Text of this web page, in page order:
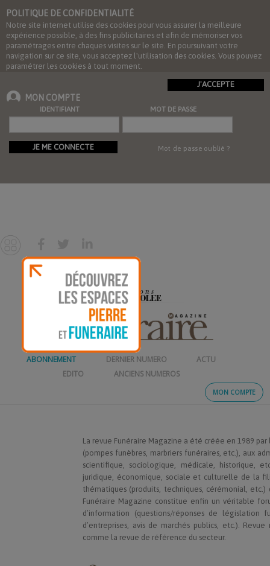
POLITIQUE DE CONFIDENTIALITÉ
Notre site internet utilise des cookies pour vous assurer la meilleure
expérience possible, à des fins publicitaires et afin de mémoriser vos
paramétrages entre chaques visites sur le site. En poursuivant votre
navigation sur ce site, vous acceptez l'utilisation des cookies. Vous pouvez
paramétrer les cookies à tout moment.
J'ACCEPTE
MON COMPTE
IDENTIFIANT MOT DE PASSE
JE ME CONNECTE Mot de passe oublié ?
MON COMPTE
ABONNEMENT DERNIER NUMERO
ACTU
EDITO
ANCIENS NUMEROS
La revue Funéraire Magazine a été créée en 1989
(pompes funèbres, marbriers funéraires, etc.), aux
scientifique, sociologique, médicale, historique,
juridique, économique, sociale et culturelle de la
thématiques (produits, techniques, cérémonial,
Funéraire Magazine constitue enfin un véritable
d’information (questions/réponses de législation
d’entreprises, avis de marchés publics, etc.).
comme la revue de référence du secteur.